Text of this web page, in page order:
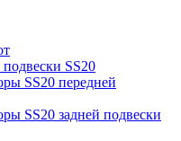
SS20
SS20 передней
SS20 задней подвески